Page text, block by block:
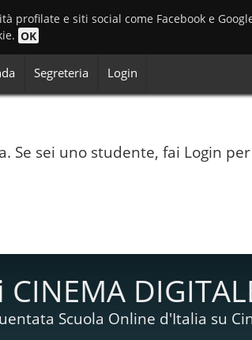
profilate e siti social come Facebook e
OK
Segreteria Login
Se sei uno studente, fai Login
CINEMA
Scuola Online d'Italia su